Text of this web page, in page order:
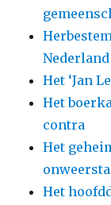
Nederland
Het ‘Jan
Het
contra
Het
Het